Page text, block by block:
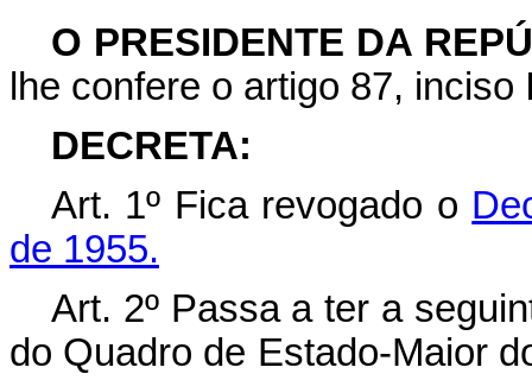
O PRESIDENTE DA
lhe confere o artigo 87,
DECRETA:
Art. 1º Fica revogado o
de 1955.
Art. 2º Passa a ter a
do Quadro de Estado-Maior